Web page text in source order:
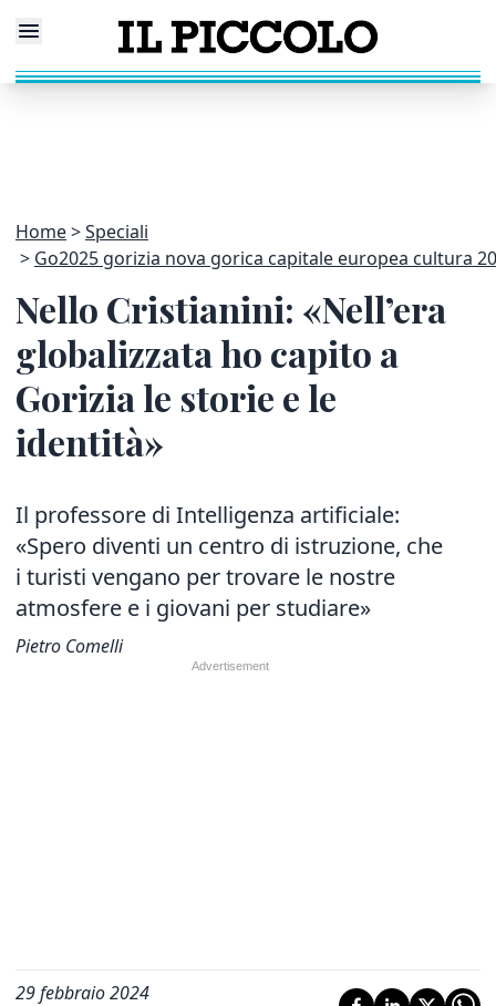
Home
Speciali
Go2025 gorizia nova gorica capitale europea cultura
Nello Cristianini: «Nell’era
globalizzata ho capito a
Gorizia le storie e le
identità»
Il professore di Intelligenza artificiale:
«Spero diventi un centro di istruzione, che
i turisti vengano per trovare le nostre
atmosfere e i giovani per studiare»
Pietro Comelli
29 febbraio 2024